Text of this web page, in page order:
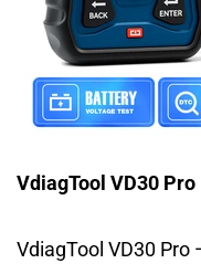
VdiagTool VD30 Pro
VdiagTool VD30 Pro